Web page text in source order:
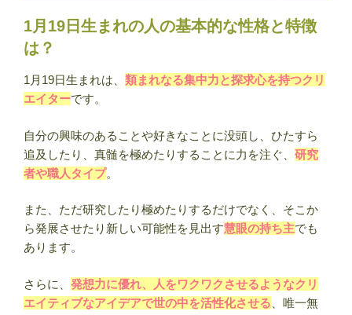
別
の
い・
運
相
性・
有
人
ま
と
【誕
1月19日生まれの人の基本的な性格と特徴
は？
1月19日生まれは、 類まれなる集中力と探求心を持つクリ
エイターです。
自分の興味のあることや好きなことに没頭し、ひたすら
追及したり、真髄を極めたりすることに力を注ぐ、 研究
者や職人タイプ。
また、ただ研究したり極めたりするだけでなく、そこか
ら発展させたり新しい可能性を見出す慧眼の持ち主でも
あります。
さらに、 発想力に優れ、人をワクワクさせるようなクリ
エイティブなアイデアで世の中を活性化させる 、唯一無